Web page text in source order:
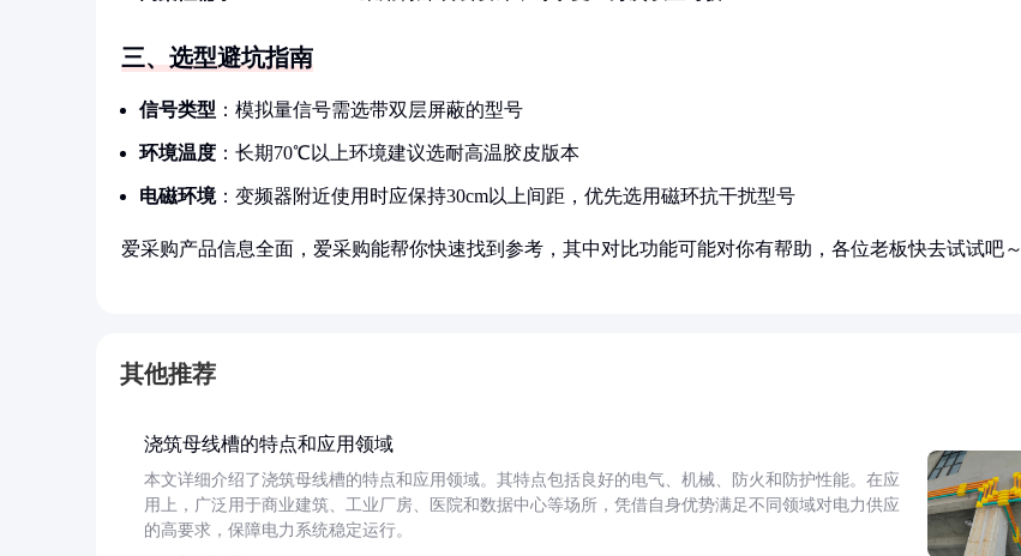
三、选型避坑指南
信号类型 ：模拟量信号需选带双层屏蔽的型号
环境温度 ：长期70℃以上环境建议选耐高温胶皮版本
电磁环境：变频器附近使用时应保持30cm以上间距，优先选用磁环抗干扰型号
爱采购产品信息全面，爱采购能帮你快速找到参考，其中对比功能可能对你有帮助，各位老板快去试试吧～
其他推荐
浇筑母线槽的特点和应用领域
本文详细介绍了浇筑母线槽的特点和应用领域。其特点包括良好的电气、机械、防火和防护性能。在应
用上，广泛用于商业建筑、工业厂房、医院和数据中心等场所，凭借自身优势满足不同领域对电力供应
的高要求，保障电力系统稳定运行。